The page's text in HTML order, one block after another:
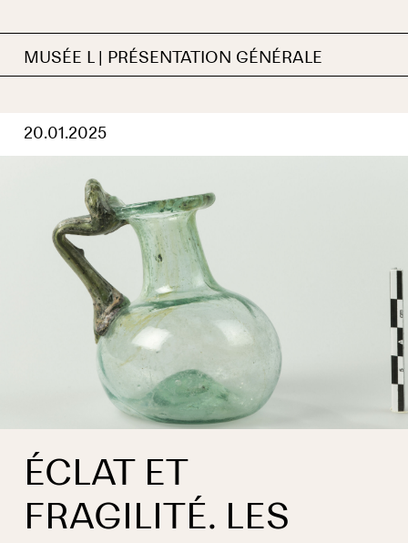
MUSÉE L | PRÉSENTATION GÉNÉRALE
20.01.2025
ÉCLAT ET
FRAGILITÉ. LES